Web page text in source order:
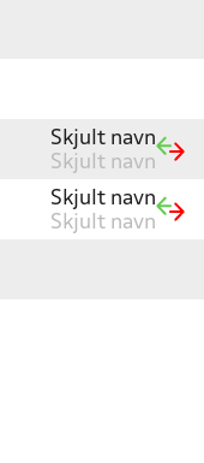
Skjult navn
Skjult navn
Skjult navn
Skjult navn